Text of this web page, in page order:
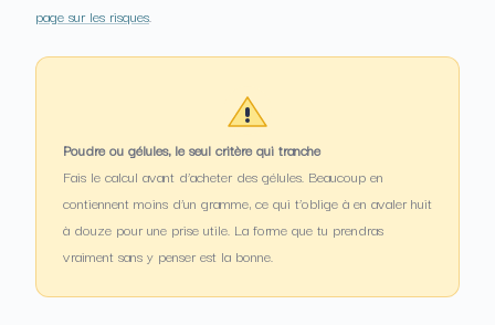
page sur les risques.
Poudre ou gélules, le seul critère qui tranche
Fais le calcul avant d’acheter des gélules. Beaucoup en
contiennent moins d’un gramme, ce qui t’oblige à en avaler huit
à douze pour une prise utile. La forme que tu prendras
vraiment sans y penser est la bonne.